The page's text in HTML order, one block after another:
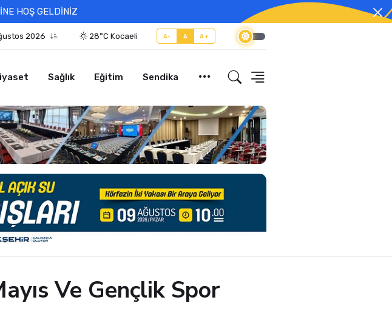
HOŞ GELDİNİZ
2026 28°C Kocaeli A- A A+
Sağlık Eğitim Sendika
Ve Gençlik Spor